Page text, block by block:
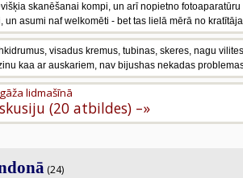
skanēšanai kompi, un arī nopietno
un asumi naf welkomēti - bet tas lielā mērā no
visadus kremus, tubinas, skeres, nagu
kaa ar auskariem, nav bijushas nekadas
lidmašīnā
(20 atbildes) –»
(24)